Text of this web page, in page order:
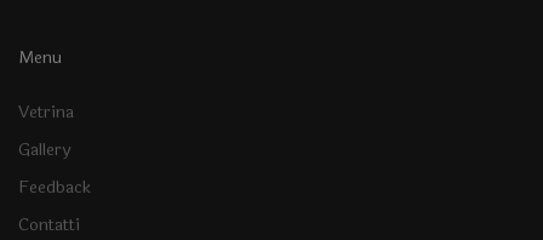
Menu
Vetrina
Gallery
Feedback
Contatti